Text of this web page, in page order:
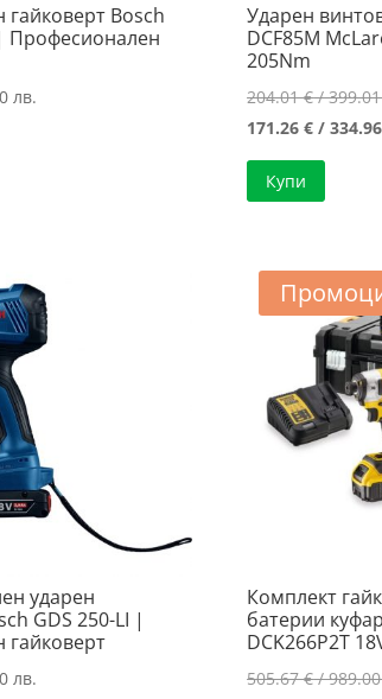
гайковерт Bosch
Професионален
лв.
Ударен
DCF85M
205Nm
204.01€/
171.26€ /
Купи
ударен
GDS 250-LI |
гайковерт
лв.
Комплект
батерии
DCK266P2T
505.67€/